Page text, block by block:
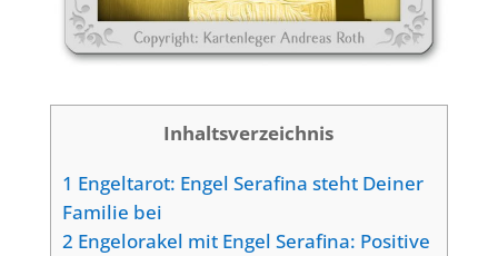
Inhaltsverzeichnis
1 Engeltarot: Engel Serafina steht Deiner
Familie bei
2 Engelorakel mit Engel Serafina: Positive